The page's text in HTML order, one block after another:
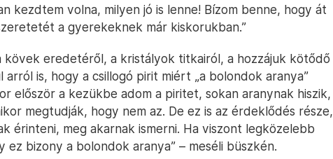
kezdtem volna, milyen jó is lenne! Bízom benne, hogy át
a gyerekeknek már kiskorukban.”
kövek eredetéről, a kristályok titkairól, a hozzájuk kötődő
is, hogy a csillogó pirit miért „a bolondok aranya”
először a kezükbe adom a piritet, sokan aranynak hiszik,
megtudják, hogy nem az. De ez is az érdeklődés része,
érinteni, meg akarnak ismerni. Ha viszont legközelebb
bizony a bolondok aranya” – meséli büszkén.